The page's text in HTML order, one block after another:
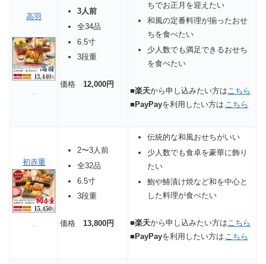
高羽
3人前
全34品
6.5寸
3段重
価格 12,000円
ちでお正月を迎えたい
和風の定番料理が揃ったおせ
ちを食べたい
少人数でも満足できるおせち
を食べたい
■楽天から申し込みたい方は こちら
■PayPayを利用したい方は こちら
初赤重
2〜3人前
全32品
6.5寸
3段重
価格 13,800円
伝統的な和風おせちがいい
少人数でも食卓を豪華に飾り
たい
鮑や鰆漬け焼など和を中心と
した料理が食べたい
■楽天から申し込みたい方は こちら
■PayPayを利用したい方は こちら